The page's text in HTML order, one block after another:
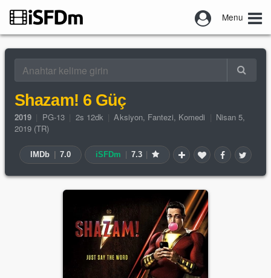
Menu
Shazam! 6 Güç
2019 PG-13 2s 12dk Aksiyon, Fantezi, Komedi
Nisan 5,
2019 (TR)
IMDb 7.0 iSFDm 7.3